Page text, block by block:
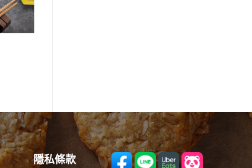
隱私條款